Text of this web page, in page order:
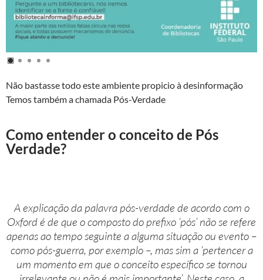
Não bastasse todo este ambiente propicio à desinformação
Temos também a chamada Pós-Verdade
Como entender o conceito de Pós
Verdade?
A explicação da palavra pós-verdade de acordo com o
Oxford é de que o composto do prefixo ‘pós’ não se refere
apenas ao tempo seguinte a alguma situação ou evento –
como pós-guerra, por exemplo –, mas sim a ‘pertencer a
um momento em que o conceito específico se tornou